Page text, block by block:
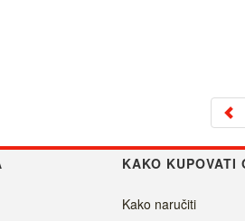
KAKO KUPOVATI
Kako naručiti